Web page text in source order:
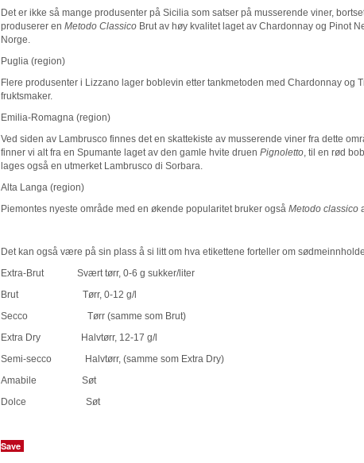
Det er ikke så mange produsenter på Sicilia som satser på musserende viner,
produserer en Metodo Classico Brut av høy kvalitet laget av Chardonnay og Pinot
Norge.
Puglia (region)
Flere produsenter i Lizzano lager boblevin etter tankmetoden med Chardonnay og
fruktsmaker.
Emilia-Romagna (region)
Ved siden av Lambrusco finnes det en skattekiste av musserende viner fra dette
finner vi alt fra en Spumante laget av den gamle hvite druen Pignoletto, til en rød
lages også en utmerket Lambrusco di Sorbara.
Alta Langa (region)
Piemontes nyeste område med en økende popularitet bruker også Metodo classico
Det kan også være på sin plass å si litt om hva etikettene forteller om
Extra-Brut Svært tørr, 0-6 g sukker/liter
Brut Tørr, 0-12 g/l
Secco Tørr (samme som Brut)
Extra Dry Halvtørr, 12-17 g/l
Semi-secco Halvtørr, (samme som Extra Dry)
Amabile Søt
Dolce Søt
Save